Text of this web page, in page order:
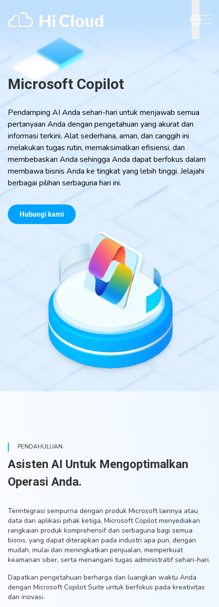
Microsoft Copilot
Pendamping AI Anda sehari-hari untuk menjawab semua
pertanyaan Anda dengan pengetahuan yang akurat dan
informasi terkini. Alat sederhana, aman, dan canggih ini
melakukan tugas rutin, memaksimalkan efisiensi, dan
membebaskan Anda sehingga Anda dapat berfokus dalam
membawa bisnis Anda ke tingkat yang lebih tinggi. Jelajahi
berbagai pilihan serbaguna hari ini.
Hubungi kami
PENDAHULUAN
Asisten AI Untuk Mengoptimalkan
Operasi Anda.
Terintegrasi sempurna dengan produk Microsoft lainnya atau
data dan aplikasi pihak ketiga, Microsoft Copilot menyediakan
rangkaian produk komprehensif dan serbaguna bagi semua
bisnis, yang dapat diterapkan pada industri apa pun, dengan
mudah, mulai dari meningkatkan penjualan, memperkuat
keamanan siber, serta menangani tugas administratif sehari-hari.
Dapatkan pengetahuan berharga dan luangkan waktu Anda
dengan Microsoft Copilot Suite untuk berfokus pada kreativitas
dan inovasi.